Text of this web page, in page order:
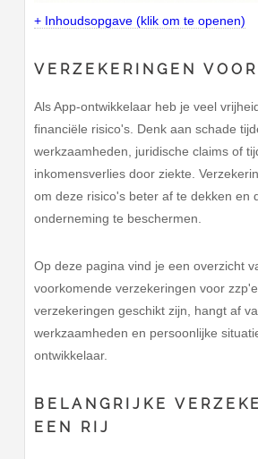
+ Inhoudsopgave (klik om te openen)
VERZEKERINGEN
Als App-ontwikkelaar heb je veel
financiële risico's. Denk aan schade
werkzaamheden, juridische claims of
inkomensverlies door ziekte.
om deze risico's beter af te dekken en
onderneming te beschermen.
Op deze pagina vind je een overzicht
voorkomende verzekeringen voor
verzekeringen geschikt zijn, hangt af
werkzaamheden en persoonlijke
ontwikkelaar.
BELANGRIJKE
EEN RIJ